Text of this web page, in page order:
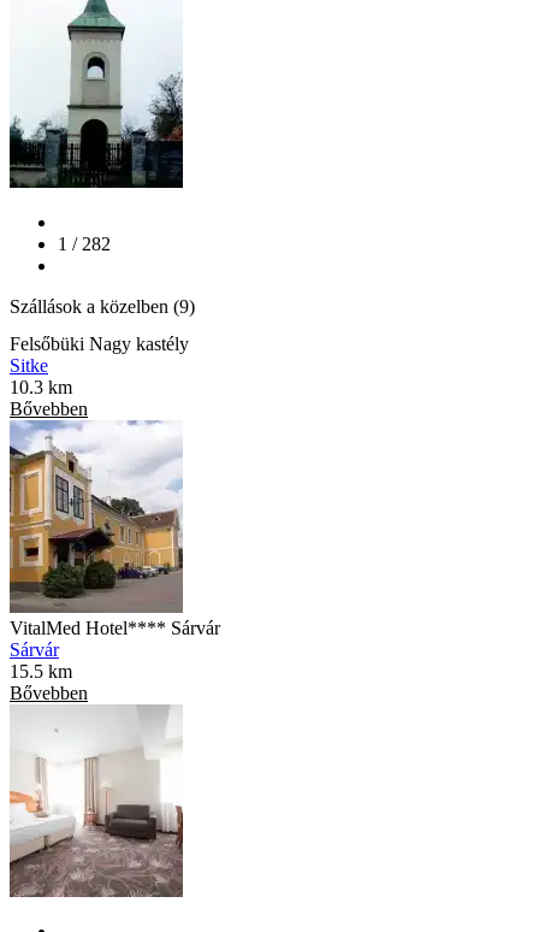
1 / 282
Szállások a közelben (9)
Felsőbüki Nagy kastély
Sitke
10.3 km
Bővebben
VitalMed Hotel**** Sárvár
Sárvár
15.5 km
Bővebben